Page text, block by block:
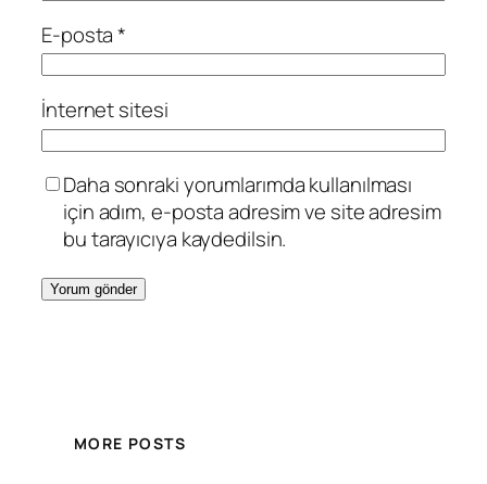
E-posta*
İnternet sitesi
Daha sonraki yorumlarımda kullanılması
için adım, e-posta adresim ve site adresim
bu tarayıcıya kaydedilsin.
MORE POSTS